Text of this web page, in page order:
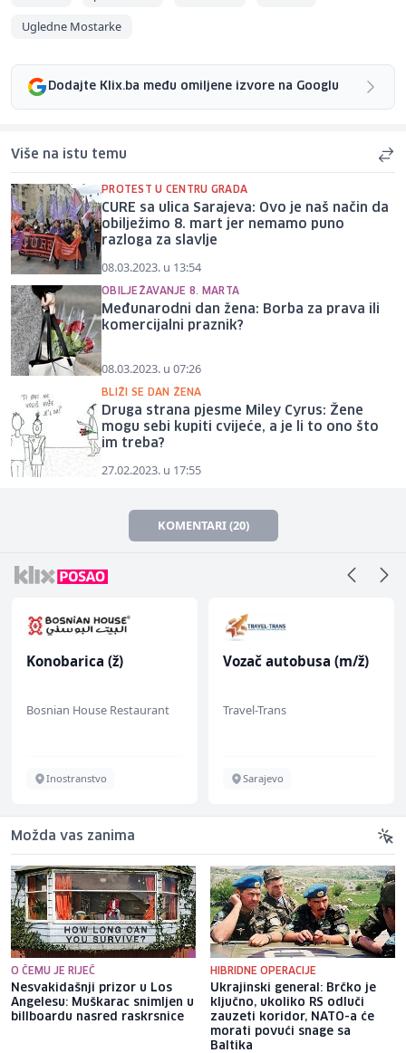
Ugledne Mostarke
Dodajte Klix.ba među omiljene izvore na Googlu
Više na istu temu
PROTEST U CENTRU GRADA
CURE sa ulica Sarajeva: Ovo je naš način da
obilježimo 8. mart jer nemamo puno
razloga za slavlje
08.03.2023. u 13:54
OBILJEŽAVANJE 8. MARTA
Međunarodni dan žena: Borba za prava ili
komercijalni praznik?
08.03.2023. u 07:26
BLIŽI SE DAN ŽENA
Druga strana pjesme Miley Cyrus: Žene
mogu sebi kupiti cvijeće, a je li to ono što
im treba?
27.02.2023. u 17:55
KOMENTARI (20)
Konobarica (ž)
Bosnian House Restaurant
Inostranstvo
Vozač autobusa (m/ž)
Travel-Trans
Sarajevo
Možda vas zanima
O ČEMU JE RIJEČ
Nesvakidašnji prizor u Los
Angelesu: Muškarac snimljen u
billboardu nasred raskrsnice
HIBRIDNE OPERACIJE
Ukrajinski general: Brčko je
ključno, ukoliko RS odluči
zauzeti koridor, NATO-a će
morati povući snage sa
Baltika